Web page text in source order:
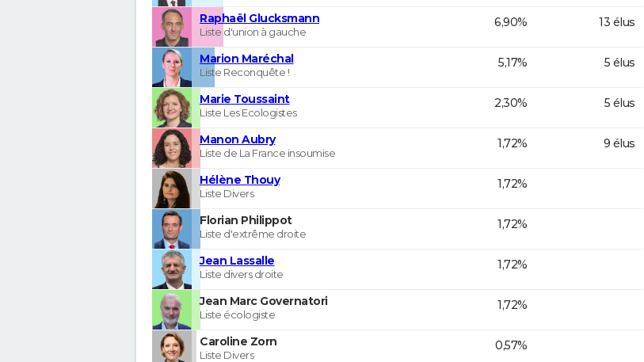
Raphaël Glucksmann
Liste d'union à gauche
6,90% 13 élus
Marion Maréchal
Liste Reconquête !
5,17% 5 élus
Marie Toussaint
Liste Les Ecologistes
2,30% 5 élus
Manon Aubry
Liste de La France insoumise
1,72% 9 élus
Hélène Thouy
Liste Divers
1,72%
Florian Philippot
Liste d'extrême droite
1,72%
Jean Lassalle
Liste divers droite
1,72%
Jean Marc Governatori
Liste écologiste
1,72%
Caroline Zorn
Liste Divers
0,57%